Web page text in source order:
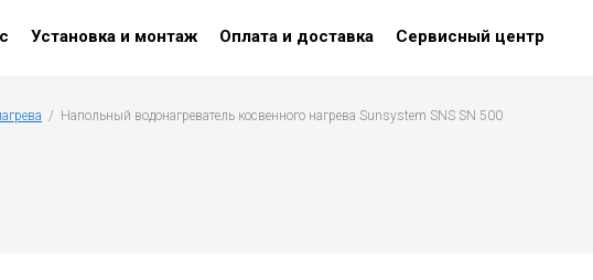
Установка и монтаж Оплата и доставка Сервисный центр
  /  Напольный водонагреватель косвенного нагрева Sunsystem SNS SN 500